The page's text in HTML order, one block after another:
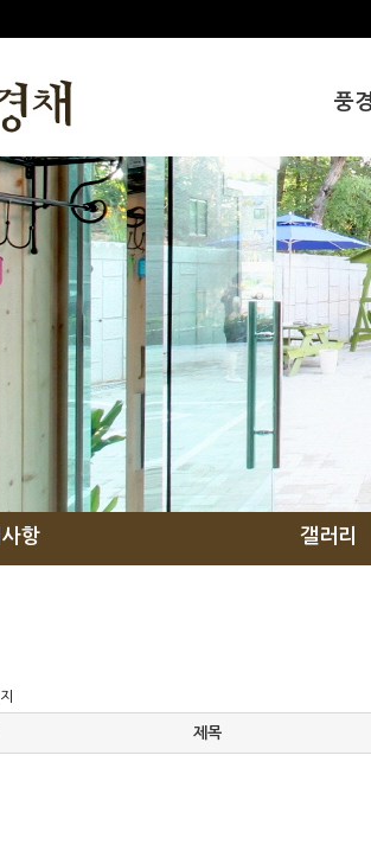
풍
인사
풍경
오시
항 갤러리
제목